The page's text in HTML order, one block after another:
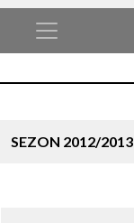
SEZON 2012/2013